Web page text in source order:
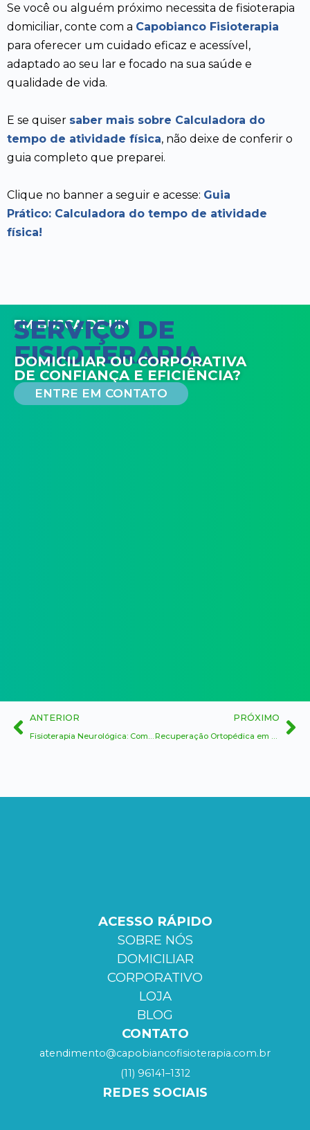
Se você ou alguém próximo necessita de fisioterapia
domiciliar, conte com a Capobianco Fisioterapia
para oferecer um cuidado eficaz e acessível,
adaptado ao seu lar e focado na sua saúde e
qualidade de vida.
E se quiser saber mais sobre Calculadora do
tempo de atividade física, não deixe de conferir o
guia completo que preparei.
Clique no banner a seguir e acesse: Guia
Prático: Calculadora do tempo de atividade
física!
EM BUSCA DE UM
SERVIÇO DE
FISIOTERAPIA
DOMICILIAR OU CORPORATIVA
DE CONFIANÇA E EFICIÊNCIA?
ENTRE EM CONTATO
ANTERIOR
Fisioterapia Neurológica: Combate à Perda de Mobilidade
PRÓXIMO
Recuperação Ortopédica em Casa: Conforto e Eficiência
ACESSO RÁPIDO
SOBRE NÓS
DOMICILIAR
CORPORATIVO
LOJA
BLOG
CONTATO
atendimento@capobiancofisioterapia.com.br
(11) 96141–1312
REDES SOCIAIS